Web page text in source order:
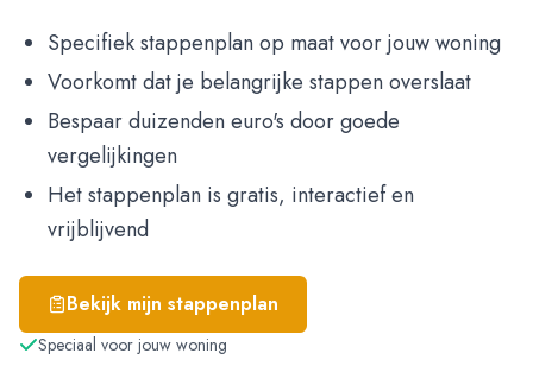
Specifiek stappenplan op maat voor jouw woning
Voorkomt dat je belangrijke stappen overslaat
Bespaar duizenden euro's door goede
vergelijkingen
Het stappenplan is gratis, interactief en
vrijblijvend
Bekijk mijn stappenplan
Speciaal voor jouw woning